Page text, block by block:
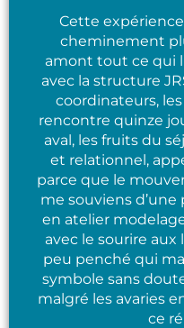
Cette
cheminement
amont tout ce qui
avec la structure
coordinateurs,
rencontre quinze
aval, les fruits du
et relationnel,
parce que le
me souviens
en atelier
avec le sourire
peu penché qui
symbole sans
malgré les avaries
ce